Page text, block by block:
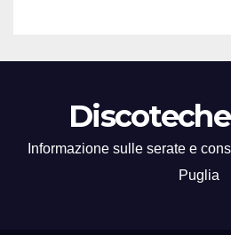
Informazione sulle serate e
Puglia